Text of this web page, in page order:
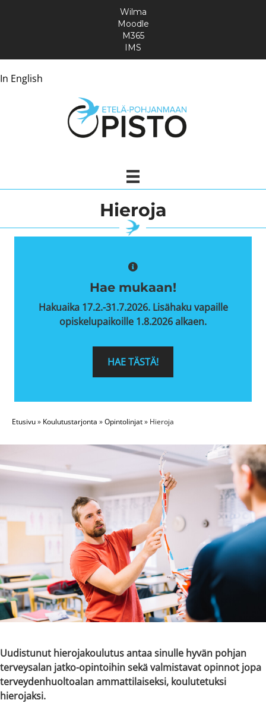
In English
Wilma
Moodle
M365
IMS
Hieroja
Hae mukaan!
Hakuaika 17.2.-31.7.2026. Lisähaku vapaille
opiskelupaikoille 1.8.2026 alkaen.
HAE TÄSTÄ!
Etusivu» Koulutustarjonta »Opintolinjat» Hieroja
Uudistunut hierojakoulutus antaa sinulle hyvän pohjan
terveysalan jatko-opintoihin sekä valmistavat opinnot jopa
terveydenhuoltoalan ammattilaiseksi, koulutetuksi
hierojaksi.